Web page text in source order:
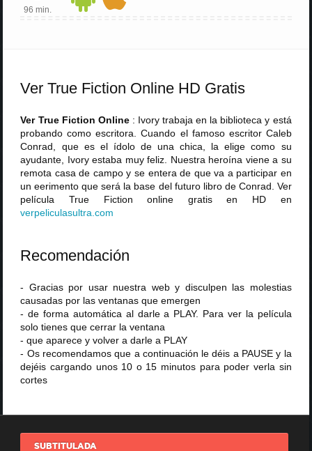
96 min.
Ver True Fiction Online HD Gratis
Ver True Fiction Online : Ivory trabaja en la biblioteca y está
probando como escritora. Cuando el famoso escritor Caleb
Conrad, que es el ídolo de una chica, la elige como su
ayudante, Ivory estaba muy feliz. Nuestra heroína viene a su
remota casa de campo y se entera de que va a participar en
un eerimento que será la base del futuro libro de Conrad. Ver
película True Fiction online gratis en HD en
verpeliculasultra .com
Recomendación
- Gracias por usar nuestra web y disculpen las molestias
causadas por las ventanas que emergen
- de forma automática al darle a PLAY. Para ver la película
solo tienes que cerrar la ventana
- que aparece y volver a darle a PLAY
- Os recomendamos que a continuación le déis a PAUSE y la
dejéis cargando unos 10 o 15 minutos para poder verla sin
cortes
SUBTITULADA